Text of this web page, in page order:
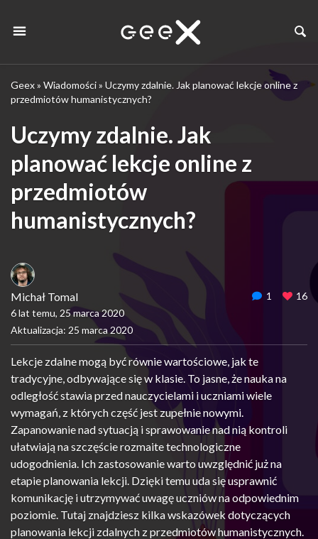
Geex» Wiadomości» Uczymy zdalnie. Jak planować lekcje online z
przedmiotów humanistycznych?
Uczymy zdalnie. Jak
planować lekcje online z
przedmiotów
humanistycznych?
Michał Tomal
6 lat temu, 25 marca 2020
Aktualizacja: 25 marca 2020
1 16
Lekcje zdalne mogą być równie wartościowe, jak te
tradycyjne, odbywające się w klasie. To jasne, że nauka na
odległość stawia przed nauczycielami i uczniami wiele
wymagań, z których część jest zupełnie nowymi.
Zapanowanie nad sytuacją i sprawowanie nad nią kontroli
ułatwiają na szczęście rozmaite technologiczne
udogodnienia. Ich zastosowanie warto uwzględnić już na
etapie planowania lekcji. Dzięki temu uda się usprawnić
komunikację i utrzymywać uwagę uczniów na odpowiednim
poziomie. Tutaj znajdziesz kilka wskazówek dotyczących
planowania lekcji zdalnych z przedmiotów humanistycznych.